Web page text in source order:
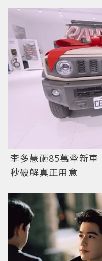
李多慧砸85萬牽新
秒破解真正用意